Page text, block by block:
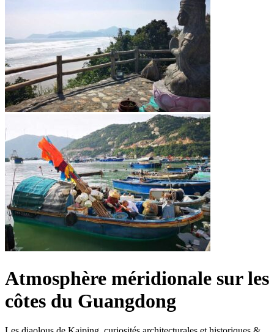
Atmosphère méridionale sur les
côtes du Guangdong